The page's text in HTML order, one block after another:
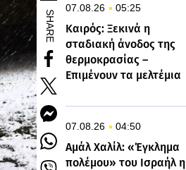
SHARE
07.08.26 05:25
Καιρός: Ξεκινά η
σταδιακή άνοδος της
θερμοκρασίας –
Επιμένουν τα μελτέμια
07.08.26 04:50
Αμάλ Χαλίλ: «Έγκλημα
πολέμου» του Ισραήλ η